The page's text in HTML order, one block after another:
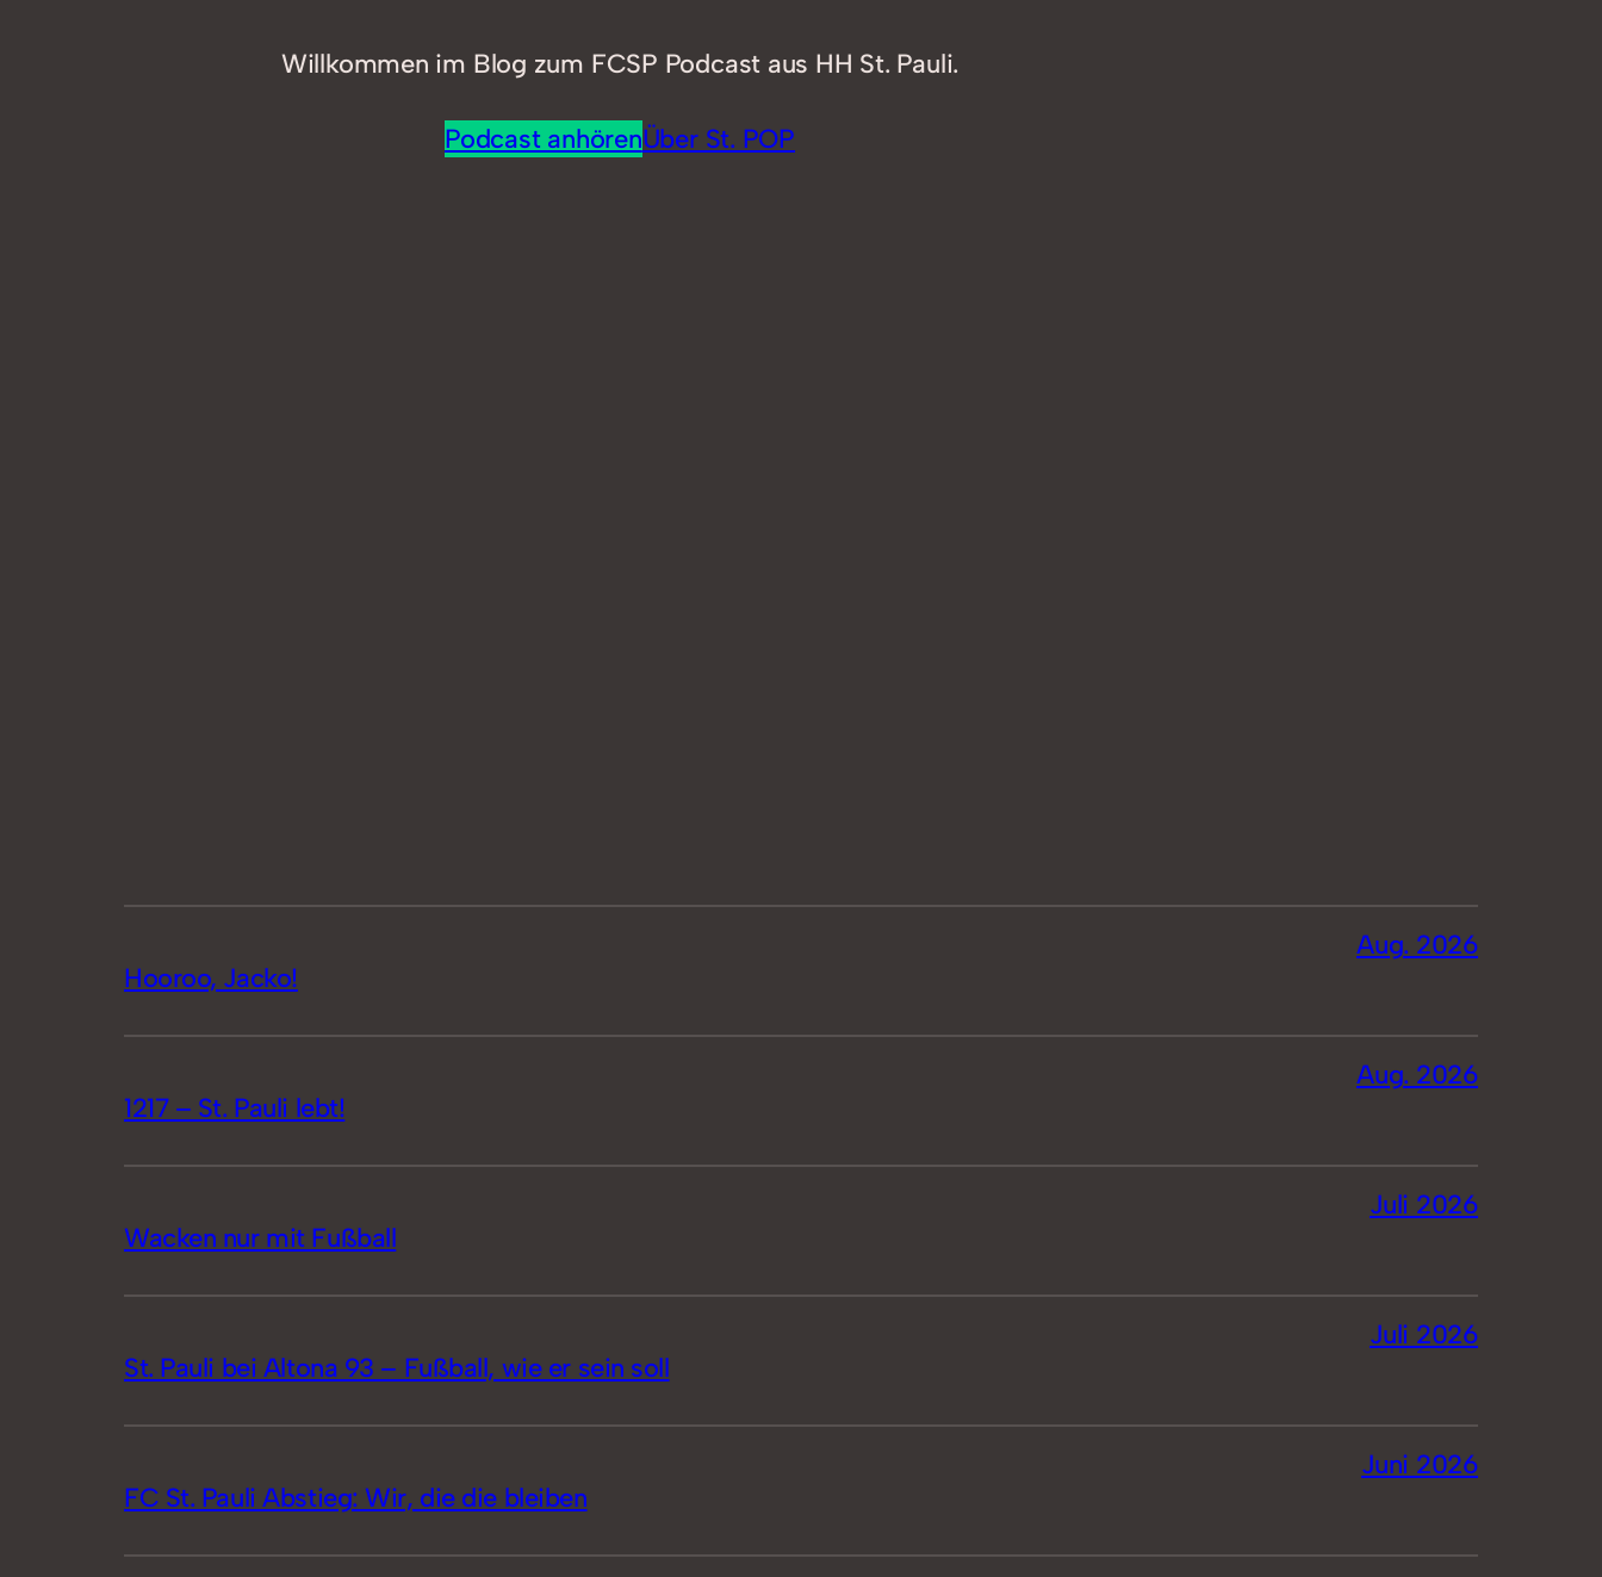
Willkommen im Blog zum FCSP Podcast aus HH St. Pauli.
Podcast anhörenÜber St. POP
Hooroo, Jacko!
Aug. 2026
1217 – St. Pauli lebt!
Aug. 2026
Wacken nur mit Fußball
Juli 2026
St. Pauli bei Altona 93 – Fußball, wie er sein soll
Juli 2026
FC St. Pauli Abstieg: Wir, die die bleiben
Juni 2026